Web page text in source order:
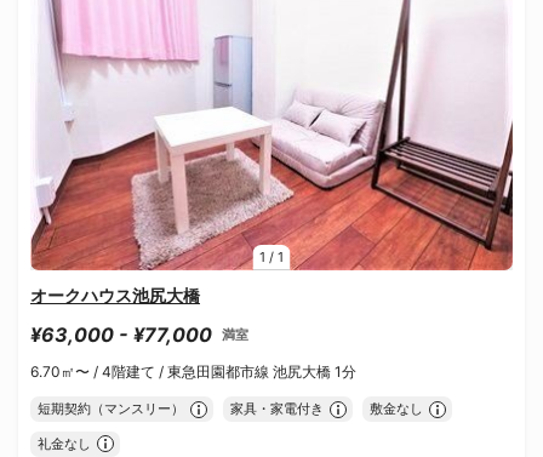
1 / 1
オークハウス池尻大橋
¥63,000 - ¥77,000 満室
6.70㎡〜 / 4階建て / 東急田園都市線 池尻大橋 1分
短期契約（マンスリー） 家具・家電付き 敷金なし
礼金なし